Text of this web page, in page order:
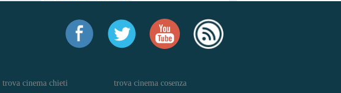
trova cinema chieti trova cinema cosenza